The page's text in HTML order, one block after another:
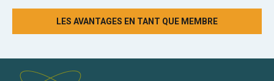
LES AVANTAGES EN TANT QUE MEMBRE